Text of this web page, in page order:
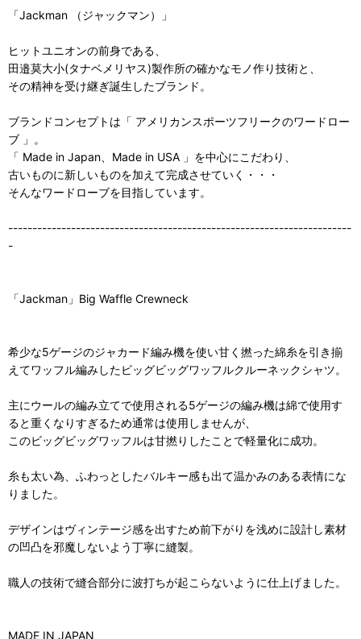
「Jackman （ジャックマン）」
ヒットユニオンの前身である、
田邉莫大小(タナベメリヤス)製作所の確かなモノ作り技術と、
その精神を受け継ぎ誕生したブランド。
ブランドコンセプトは「 アメリカンスポーツフリークのワードロー
ブ 」。
「 Made in Japan、Made in USA 」を中心にこだわり、
古いものに新しいものを加えて完成させていく・・・
そんなワードローブを目指しています。
-----------------------------------------------------------------------
-
「Jackman」Big Waffle Crewneck
希少な5ゲージのジャカード編み機を使い甘く撚った綿糸を引き揃
えてワッフル編みしたビッグビッグワッフルクルーネックシャツ。
主にウールの編み立てで使用される5ゲージの編み機は綿で使用す
ると重くなりすぎるため通常は使用しませんが、
このビッグビッグワッフルは甘撚りしたことで軽量化に成功。
糸も太い為、ふわっとしたバルキー感も出て温かみのある表情にな
りました。
デザインはヴィンテージ感を出すため前下がりを浅めに設計し素材
の凹凸を邪魔しないよう丁寧に縫製。
職人の技術で縫合部分に波打ちが起こらないように仕上げました。
MADE IN JAPAN